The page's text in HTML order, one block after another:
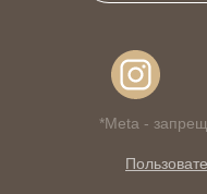
*Meta -